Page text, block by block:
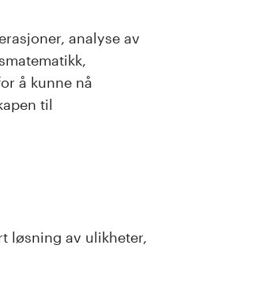
analyse av
å kunne nå
til
løsning av ulikheter,